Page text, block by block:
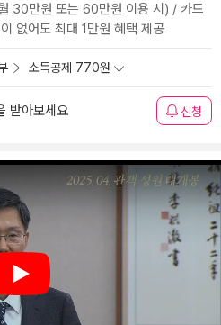
30만원 또는 60만원 이용 시) / 카드
없어도 최대 1만원 혜택 제공
소득공제 770원
받아보세요 신청
Play